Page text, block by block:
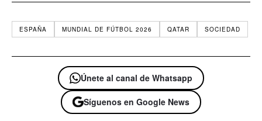
ESPAÑA MUNDIAL DE FÚTBOL 2026 QATAR SOCIEDAD
Únete al canal de Whatsapp
Síguenos en Google News